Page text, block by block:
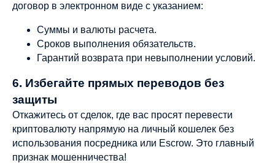
договор в электронном виде с указанием:
Суммы и валюты расчета.
Сроков выполнения обязательств.
Гарантий возврата при невыполнении условий.
6. Избегайте прямых переводов без
защиты
Откажитесь от сделок, где вас просят перевести
криптовалюту напрямую на личный кошелек без
использования посредника или Escrow. Это главный
признак мошенничества!